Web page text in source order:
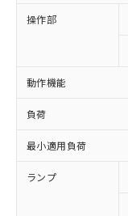
操作部
動作機能
負荷
最小適用負荷
ランプ